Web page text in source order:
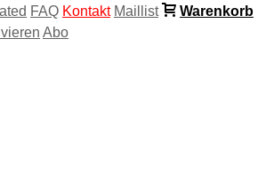
FAQ Kontakt Maillist
Warenkorb
Abo